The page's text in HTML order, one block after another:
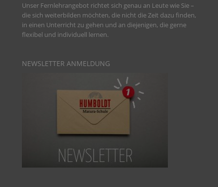
Unser Fernlehrangebot richtet sich genau an Leute wie Sie –
die sich weiterbilden möchten, die nicht die Zeit dazu finden,
in einen Unterricht zu gehen und an diejenigen, die gerne
flexibel und individuell lernen.
NEWSLETTER ANMELDUNG